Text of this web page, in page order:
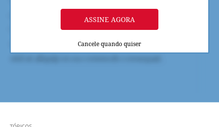
ASSINE AGORA
Cancele quando quiser